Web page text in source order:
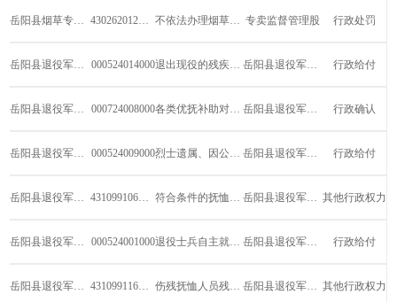
岳阳县烟草专卖局 430262012W00 不依法办理烟草专卖许可证注销的处罚 专卖监督管理股 行政处罚
岳阳县退役军人事务局 000524014000 退出现役的残疾军人病故丧葬补助费的给付 岳阳县退役军人事务局 行政给付
岳阳县退役军人事务局 000724008000 各类优抚补助对象认定 岳阳县退役军人事务局 行政确认
岳阳县退役军人事务局 000524009000 烈士遗属、因公牺牲军人遗属、病故军人遗属... 岳阳县退役军人事务局 行政给付
岳阳县退役军人事务局 431099106W00 符合条件的抚恤优待对象的优待办理 岳阳县退役军人事务局 其他行政权力
岳阳县退役军人事务局 000524001000 退役士兵自主就业一次性经济补助金的给付 岳阳县退役军人事务局 行政给付
岳阳县退役军人事务局 431099116W00 伤残抚恤人员残疾等级评定的申请受理和初审 岳阳县退役军人事务局 其他行政权力